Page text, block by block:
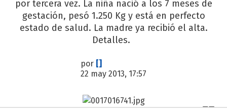
por tercera vez. La niña nació a los 7 meses de
gestación, pesó 1.250 Kg y está en perfecto
estado de salud. La madre ya recibió el alta.
Detalles.
por []
22 may 2013, 17:57